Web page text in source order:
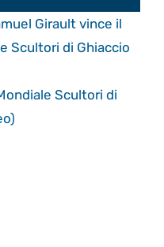
Girault vince il
Scultori di Ghiaccio
Scultori di